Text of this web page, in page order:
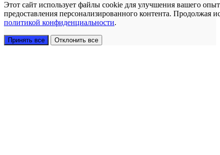
Этот сайт использует файлы cookie для улучшения вашего
предоставления персонализированного контента. Продолжая
политикой конфиденциальности.
Принять все Отклонить все